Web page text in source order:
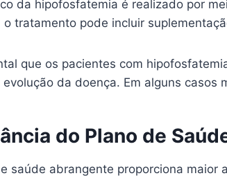
da hipofosfatemia é realizado por
o tratamento pode incluir
que os pacientes com
evolução da doença. Em alguns
do Plano de
saúde abrangente proporciona